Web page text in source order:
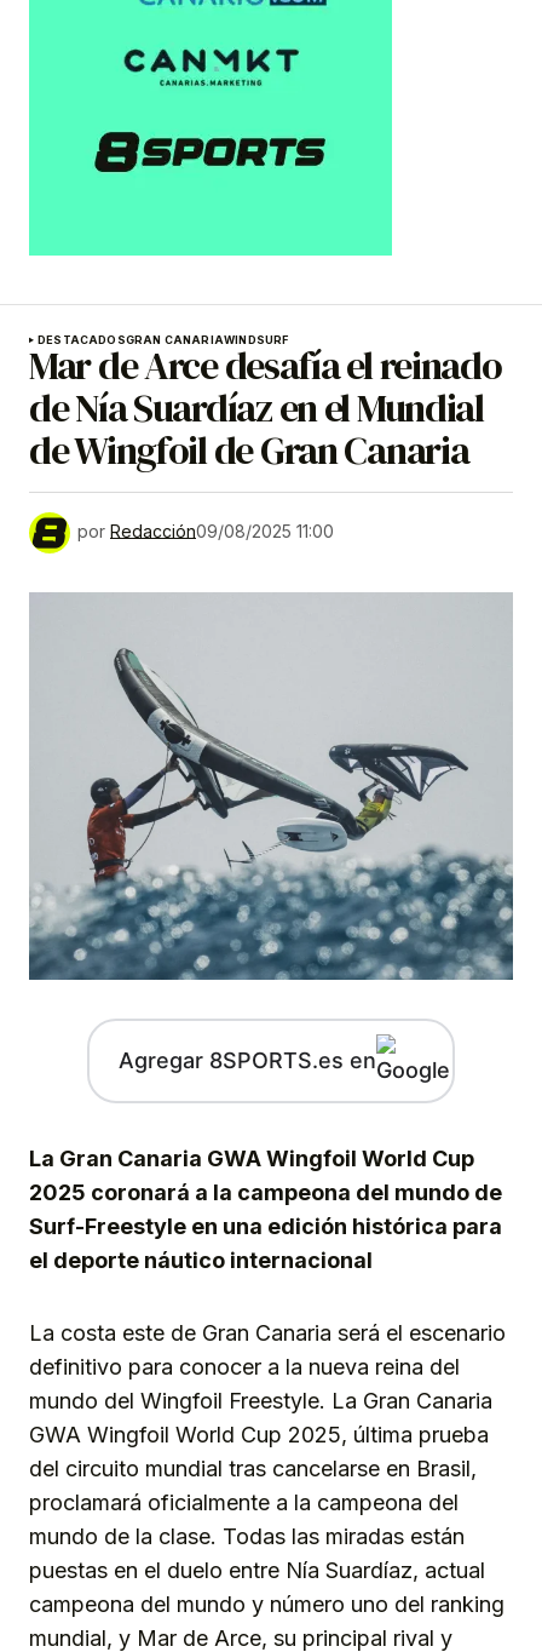
DESTACADOSGRAN CANARIAWINDSURF
Mar de Arce desafía el reinado
de Nía Suardíaz en el Mundial
de Wingfoil de Gran Canaria
por Redacción09/08/2025 11:00
Agregar 8SPORTS.es en
La Gran Canaria GWA Wingfoil World Cup
2025 coronará a la campeona del mundo de
Surf-Freestyle en una edición histórica para
el deporte náutico internacional
La costa este de Gran Canaria será el escenario
definitivo para conocer a la nueva reina del
mundo del Wingfoil Freestyle. La Gran Canaria
GWA Wingfoil World Cup 2025, última prueba
del circuito mundial tras cancelarse en Brasil,
proclamará oficialmente a la campeona del
mundo de la clase. Todas las miradas están
puestas en el duelo entre Nía Suardíaz, actual
campeona del mundo y número uno del ranking
mundial, y Mar de Arce, su principal rival y